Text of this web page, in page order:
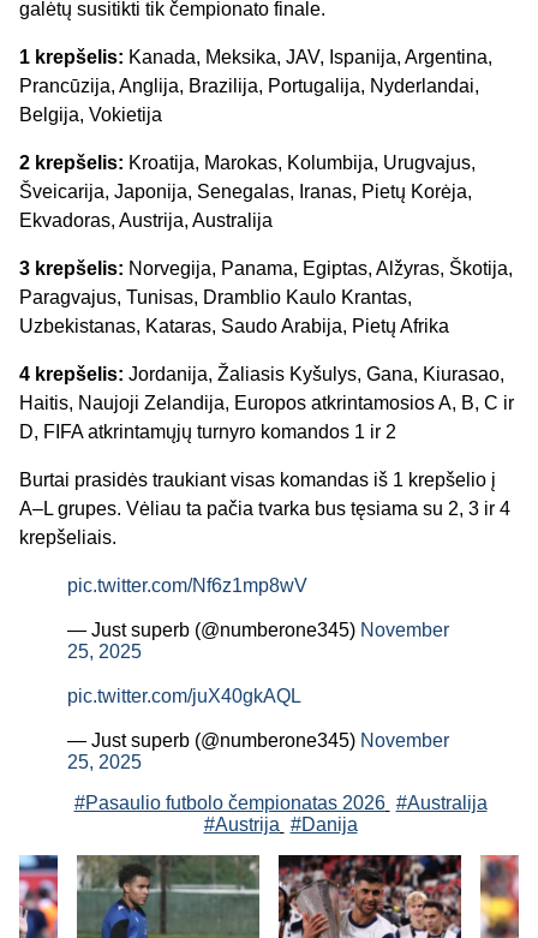
galėtų susitikti tik čempionato finale.
1 krepšelis: Kanada, Meksika, JAV, Ispanija, Argentina,
Prancūzija, Anglija, Brazilija, Portugalija, Nyderlandai,
Belgija, Vokietija
2 krepšelis: Kroatija, Marokas, Kolumbija, Urugvajus,
Šveicarija, Japonija, Senegalas, Iranas, Pietų Korėja,
Ekvadoras, Austrija, Australija
3 krepšelis: Norvegija, Panama, Egiptas, Alžyras, Škotija,
Paragvajus, Tunisas, Dramblio Kaulo Krantas,
Uzbekistanas, Kataras, Saudo Arabija, Pietų Afrika
4 krepšelis: Jordanija, Žaliasis Kyšulys, Gana, Kiurasao,
Haitis, Naujoji Zelandija, Europos atkrintamosios A, B, C ir
D, FIFA atkrintamųjų turnyro komandos 1 ir 2
Burtai prasidės traukiant visas komandas iš 1 krepšelio į
A–L grupes. Vėliau ta pačia tvarka bus tęsiama su 2, 3 ir 4
krepšeliais.
pic.twitter.com/Nf6z1mp8wV
— Just superb (@numberone345) November
25, 2025
pic.twitter.com/juX40gkAQL
— Just superb (@numberone345) November
25, 2025
#Pasaulio futbolo čempionatas 2026 #Australija
#Austrija #Danija